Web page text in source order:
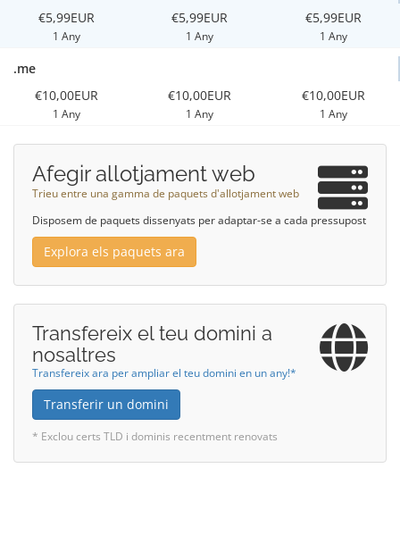
€5,99EUR
1 Any
€5,99EUR
1 Any
€5,99EUR
1 Any
.me
€10,00EUR
1 Any
€10,00EUR
1 Any
€10,00EUR
1 Any
Afegir allotjament web
Trieu entre una gamma de paquets d'allotjament web
Disposem de paquets dissenyats per adaptar-se a cada pressupost
Explora els paquets ara
Transfereix el teu domini a
nosaltres
Transfereix ara per ampliar el teu domini en un any!*
Transferir un domini
* Exclou certs TLD i dominis recentment renovats